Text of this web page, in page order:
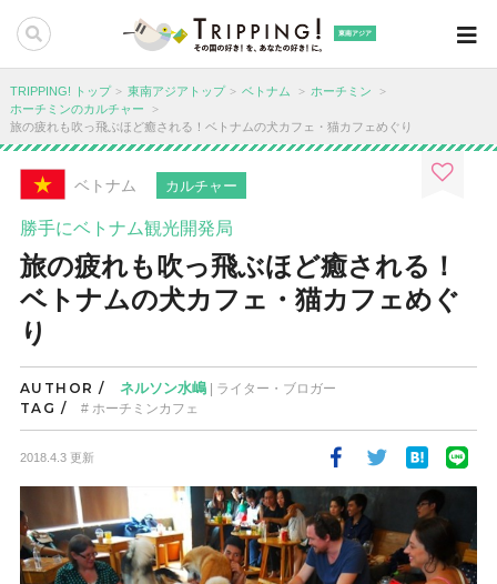
東南アジア
TRIPPING! トップ 東南アジアトップ ベトナム
ホーチミン
ホーチミンのカルチャー
旅の疲れも吹っ飛ぶほど癒される！ベトナムの犬カフェ・猫カフェめぐり
ベトナム カルチャー
勝手にベトナム観光開発局
旅の疲れも吹っ飛ぶほど癒される！
ベトナムの犬カフェ・猫カフェめぐ
り
AUTHOR / ネルソン水嶋| ライター・ブロガー
TAG / ホーチミンカフェ
2018.4.3 更新